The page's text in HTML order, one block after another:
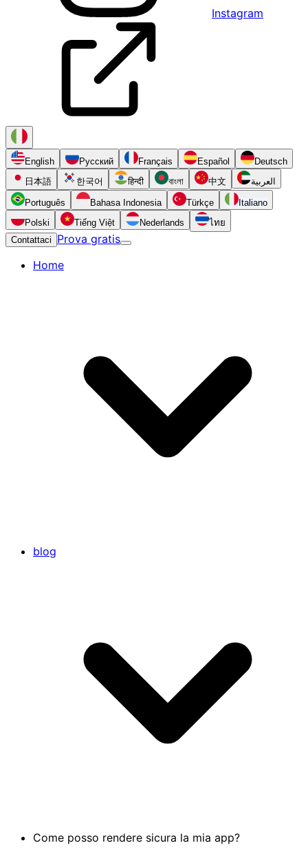
Instagram
English Русский Français Español
Deutsch
日本語
한국어 हिन्दी বাংলা 中文 العربية
Português Bahasa Indonesia Türkçe
Italiano
Polski
Tiếng Việt Nederlands
ไทย
Contattaci
Prova gratis
Home
blog
Come posso rendere sicura la mia app?